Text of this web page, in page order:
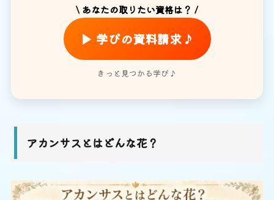
\ あなたの取りたい資格は？ /
▶ 学びの資料請求♪
きっと見つかる学び♪
アカンサスとはどんな花？